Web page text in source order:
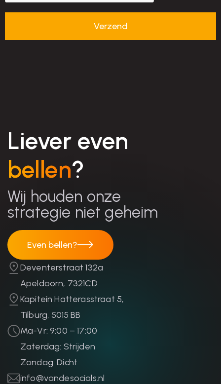
Liever even
bellen?
Wij houden onze
strategie niet geheim
Even bellen?
Deventerstraat 132a
Apeldoorn, 7321CD
Kapitein Hatterasstraat 5,
Tilburg, 5015 BB
Ma-Vr: 9:00 – 17:00
Zaterdag: Strijden
Zondag: Dicht
info@vandesocials.nl